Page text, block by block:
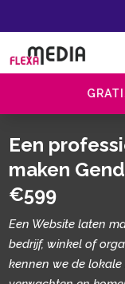
Een
maken
€599
Een Website laten
bedrijf, winkel of
kennen we de